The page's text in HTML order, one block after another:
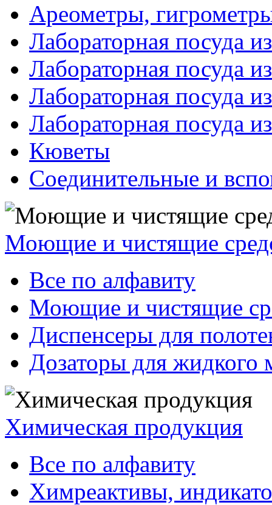
Ареометры,
Лабораторная посуда
Лабораторная посуда
Лабораторная посуда
Лабораторная посуда
Кюветы
Соединительные и
Моющие и чистящие
Все по алфавиту
Моющие и чистящие
Диспенсеры для
Дозаторы для жидкого
Химическая продукция
Все по алфавиту
Химреактивы,